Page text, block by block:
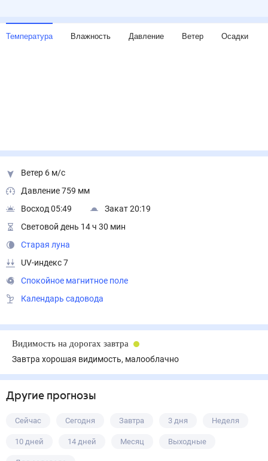
Температура Влажность Давление Ветер Осадки
Ветер 6 м/с
Давление 759 мм
Восход 05:49
Закат 20:19
Световой день 14 ч 30 мин
Старая луна
UV-индекс 7
Спокойное магнитное поле
Календарь садовода
Видимость на дорогах завтра
Завтра хорошая видимость, малооблачно
Другие прогнозы
Сейчас Сегодня Завтра 3 дня Неделя
10 дней 14 дней Месяц Выходные